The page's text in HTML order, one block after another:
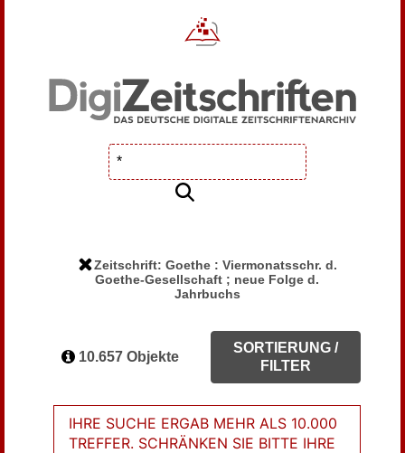
Zeitschrift: Goethe : Viermonatsschr. d.
Goethe-Gesellschaft ; neue Folge d.
Jahrbuchs
10.657 Objekte
SORTIERUNG /
FILTER
IHRE SUCHE ERGAB MEHR ALS 10.000
TREFFER. SCHRÄNKEN SIE BITTE IHRE